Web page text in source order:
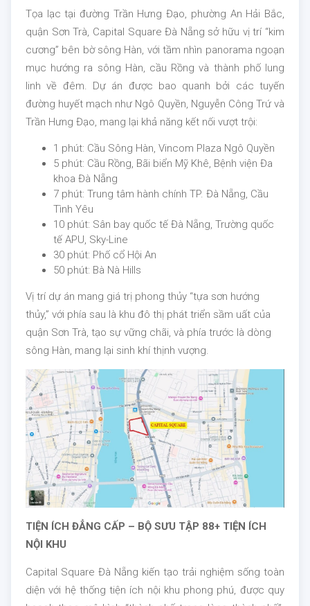
Tọa lạc tại đường Trần Hưng Đạo, phường An Hải Bắc,
quận Sơn Trà, Capital Square Đà Nẵng sở hữu vị trí “kim
cương” bên bờ sông Hàn, với tầm nhìn panorama ngoạn
mục hướng ra sông Hàn, cầu Rồng và thành phố lung
linh về đêm. Dự án được bao quanh bởi các tuyến
đường huyết mạch như Ngô Quyền, Nguyễn Công Trứ và
Trần Hưng Đạo, mang lại khả năng kết nối vượt trội:
1 phút: Cầu Sông Hàn, Vincom Plaza Ngô Quyền
5 phút: Cầu Rồng, Bãi biển Mỹ Khê, Bệnh viện Đa
khoa Đà Nẵng
7 phút: Trung tâm hành chính TP. Đà Nẵng, Cầu
Tình Yêu
10 phút: Sân bay quốc tế Đà Nẵng, Trường quốc
tế APU, Sky-Line
30 phút: Phố cổ Hội An
50 phút: Bà Nà Hills
Vị trí dự án mang giá trị phong thủy “tựa sơn hướng
thủy,” với phía sau là khu đô thị phát triển sầm uất của
quận Sơn Trà, tạo sự vững chãi, và phía trước là dòng
sông Hàn, mang lại sinh khí thịnh vượng.
TIỆN ÍCH ĐẲNG CẤP – BỘ SƯU TẬP 88+ TIỆN ÍCH
NỘ I KHU
Capital Square Đà Nẵng kiến tạo trải nghiệm sống toàn
diện với hệ thống tiện ích nội khu phong phú, được quy